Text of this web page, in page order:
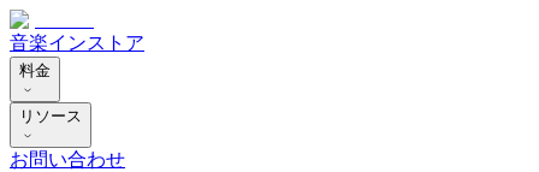
音楽インストア
料金
リソース
お問い合わせ